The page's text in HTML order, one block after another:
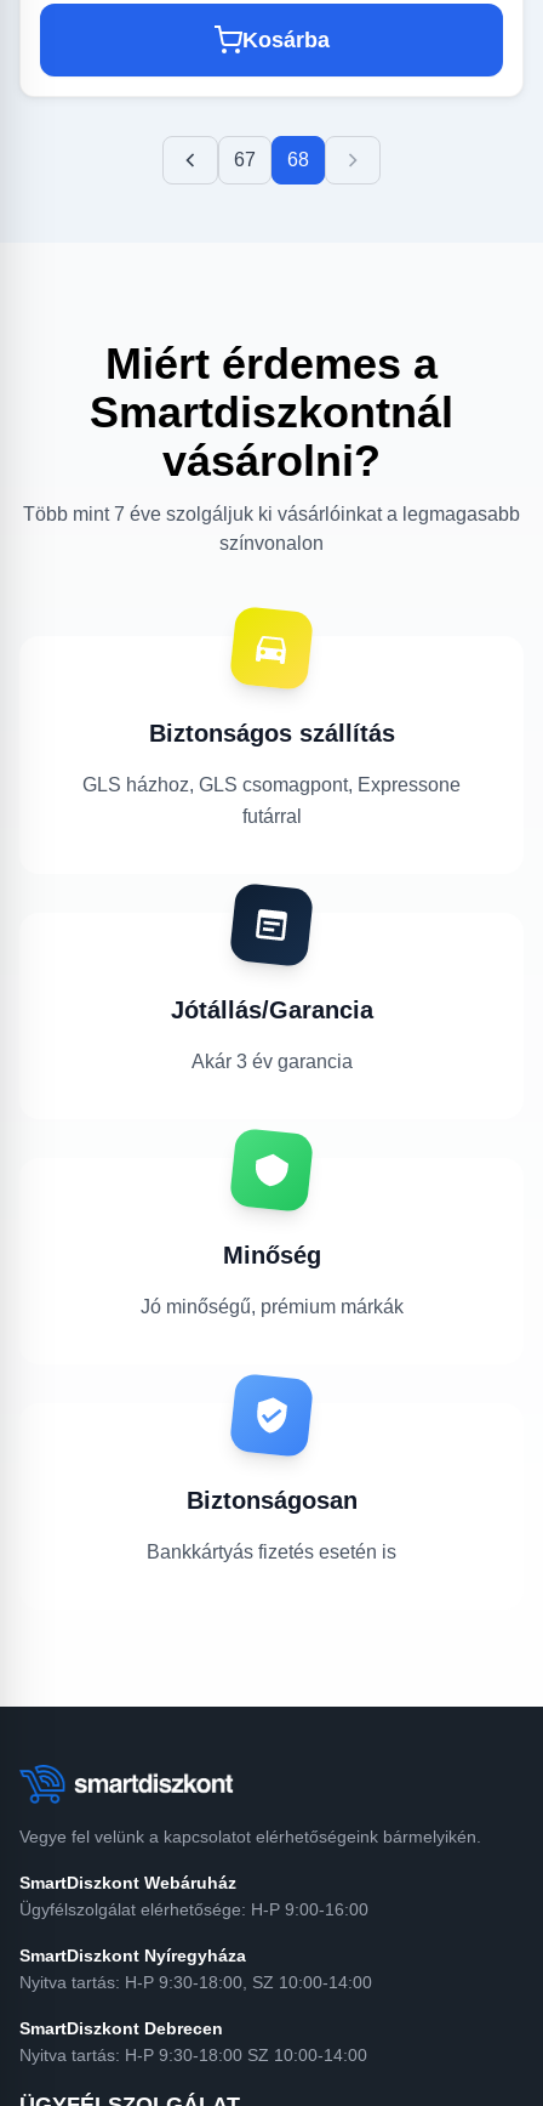
Kosárba
67 68
Miért érdemes a
Smartdiszkontnál
vásárolni?
Több mint 7 éve szolgáljuk ki vásárlóinkat a legmagasabb
színvonalon
Biztonságos szállítás
GLS házhoz, GLS csomagpont, Expressone
futárral
Jótállás/Garancia
Akár 3 év garancia
Minőség
Jó minőségű, prémium márkák
Biztonságosan
Bankkártyás fizetés esetén is
Vegye fel velünk a kapcsolatot elérhetőségeink bármelyikén.
SmartDiszkont Webáruház
Ügyfélszolgálat elérhetősége: H-P 9:00-16:00
SmartDiszkont Nyíregyháza
Nyitva tartás: H-P 9:30-18:00, SZ 10:00-14:00
SmartDiszkont Debrecen
Nyitva tartás: H-P 9:30-18:00 SZ 10:00-14:00